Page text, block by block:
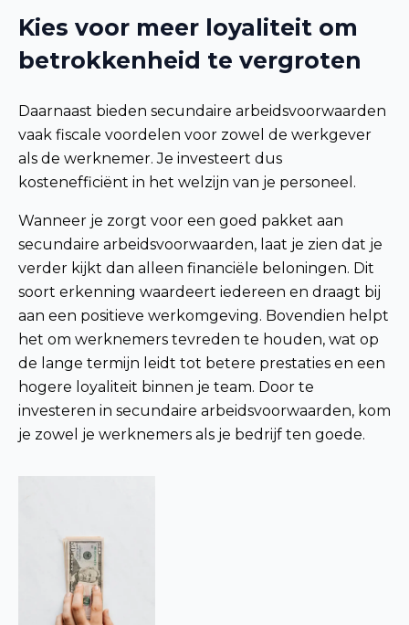
Kies voor meer loyaliteit om
betrokkenheid te vergroten
Daarnaast bieden secundaire arbeidsvoorwaarden
vaak fiscale voordelen voor zowel de werkgever
als de werknemer. Je investeert dus
kostenefficiënt in het welzijn van je personeel.
Wanneer je zorgt voor een goed pakket aan
secundaire arbeidsvoorwaarden, laat je zien dat je
verder kijkt dan alleen financiële beloningen. Dit
soort erkenning waardeert iedereen en draagt bij
aan een positieve werkomgeving. Bovendien helpt
het om werknemers tevreden te houden, wat op
de lange termijn leidt tot betere prestaties en een
hogere loyaliteit binnen je team. Door te
investeren in secundaire arbeidsvoorwaarden, kom
je zowel je werknemers als je bedrijf ten goede.